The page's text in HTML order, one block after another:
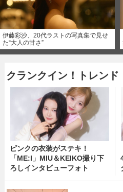
伊藤彩沙、20代ラストの写真集で見せ
た“大人の甘さ”
クランクイン！トレン
ピンクの衣装がステキ！
「ME:I」MIU＆KEIKO撮り下
ろしインタビューフォト